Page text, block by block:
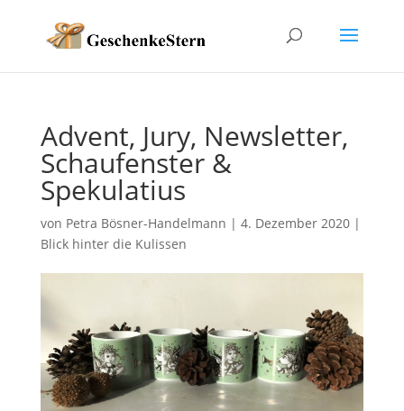
Advent, Jury, Newsletter,
Schaufenster &
Spekulatius
von Petra Bösner-Handelmann | 4. Dezember 2020|
Blick hinter die Kulissen